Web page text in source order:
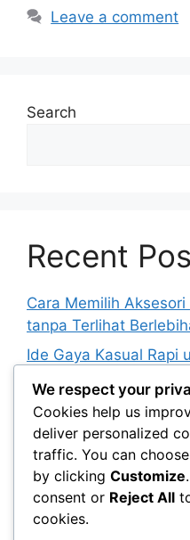
Leave a comment
Search
Recent
Cara Memilih
tanpa Terlihat
Ide Gaya Kasual Rapi
Panduan Memadukan
Tampilan Tidak
Cara Menyusun
Kebutuhan Berpakaian
Peran Istirahat yang
We respect your
Cookies help us
deliver personalized
traffic. You can
by clicking Customize
consent or Reject All
cookies.